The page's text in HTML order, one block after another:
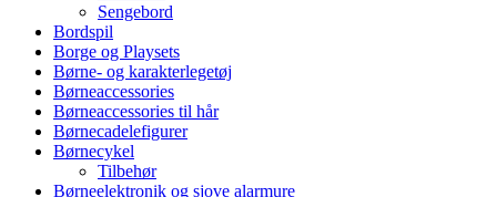
Sengebord
Bordspil
Borge og Playsets
Børne- og karakterlegetøj
Børneaccessories
Børneaccessories til hår
Børnecadelefigurer
Børnecykel
Tilbehør
Børneelektronik og sjove alarmure